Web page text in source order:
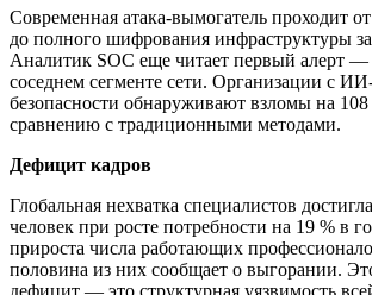
Современная атака-вымогатель проходит
до полного шифрования инфраструктуры
Аналитик SOC еще читает первый алерт —
соседнем сегменте сети. Организации с
безопасности обнаруживают взломы на
сравнению с традиционными методами.
Дефицит кадров
Глобальная нехватка специалистов
человек при росте потребности на 19 % в
прироста числа работающих
половина из них сообщает о выгорании.
дефицит — это структурная уязвимость